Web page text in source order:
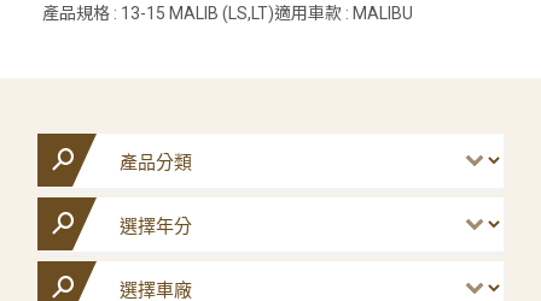
產品規格 : 13-15 MALIB (LS,LT)適用車款 : MALIBU